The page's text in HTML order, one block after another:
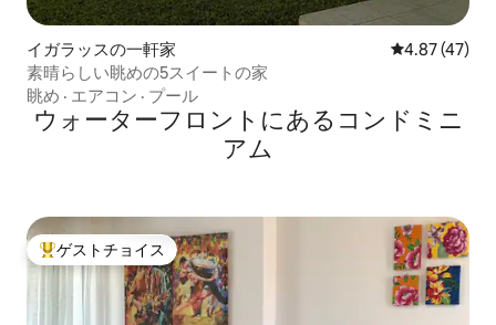
イガラッスの一軒家 レビュー47
4.87 (47)
素晴らしい眺めの5スイートの家
眺め · エアコン · プール
ウォーターフロントにあるコンドミニ
アム
大好評のゲストチョイスです。
ゲストチョイス